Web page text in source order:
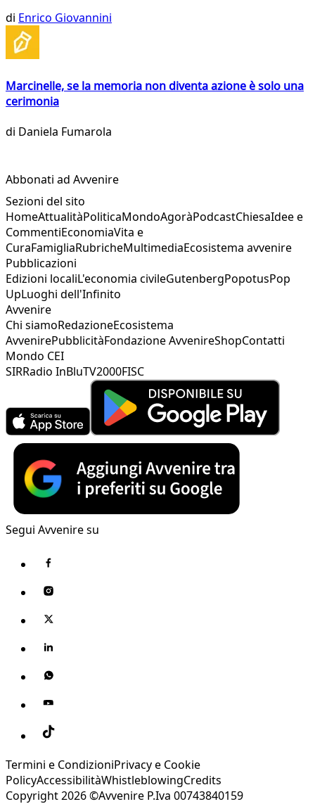
di Enrico Giovannini
Marcinelle, se la memoria non diventa azione è solo una
cerimonia
di Daniela Fumarola
Abbonati ad Avvenire
Sezioni del sito
HomeAttualitàPoliticaMondoAgoràPodcastChiesaIdee e
CommentiEconomiaVita e
CuraFamigliaRubricheMultimediaEcosistema avvenire
Pubblicazioni
Edizioni localiL'economia civileGutenbergPopotusPop
UpLuoghi dell'Infinito
Avvenire
Chi siamoRedazioneEcosistema
AvvenirePubblicitàFondazione AvvenireShopContatti
Mondo CEI
SIRRadio InBluTV2000FISC
Segui Avvenire su
Termini e CondizioniPrivacy e Cookie
PolicyAccessibilitàWhistleblowingCredits
Copyright 2026 ©Avvenire P.Iva 00743840159